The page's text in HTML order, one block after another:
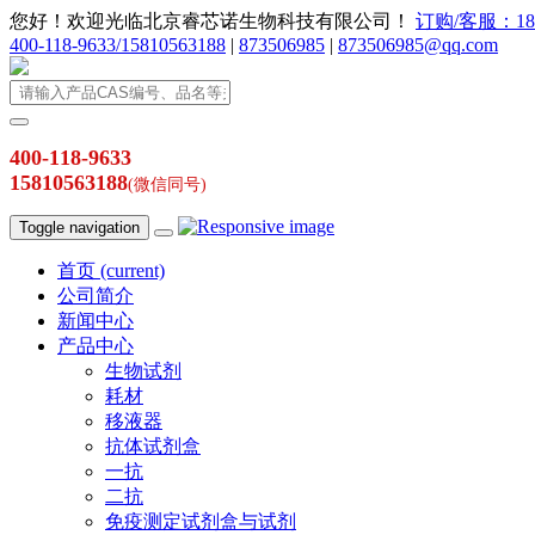
您好！欢迎光临北京睿芯诺生物科技有限公司！ 订购/客服：
400-118-9633/15810563188 | 873506985 | 873506985@qq.com
400-118-9633
15810563188(微信同号)
Toggle navigation
首页 (current)
公司简介
新闻中心
产品中心
生物试剂
耗材
移液器
抗体试剂盒
一抗
二抗
免疫测定试剂盒与试剂